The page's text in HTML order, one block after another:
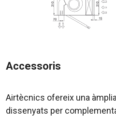
Accessoris
Airtècnics ofereix una
dissenyats per